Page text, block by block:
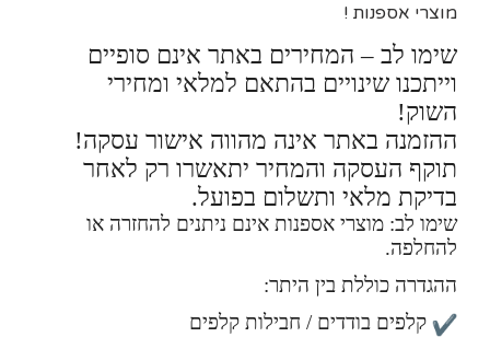
מוצרי אספנות !
שימו לב – המחירים באתר אינם סופיים
וייתכנו שינויים בהתאם למלאי ומחירי
השוק!
ההזמנה באתר אינה מהווה אישור עסקה!
תוקף העסקה והמחיר יתאשרו רק לאחר
בדיקת מלאי ותשלום בפועל.
שימו לב: מוצרי אספנות אינם ניתנים להחזרה או
להחלפה.
ההגדרה כוללת בין היתר:
קלפים בודדים / חבילות קלפים